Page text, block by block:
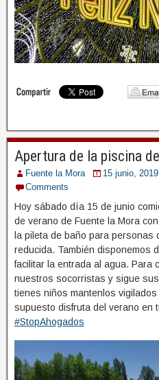
WhatsApp Image
WhatsApp Image
WhatsApp Image
WhatsApp Image
WhatsApp Image
Apertura de la piscina
Fuente la Mora 15 junio, 2019
Comments
Hoy sábado día 15 de junio
de verano de Fuente la Mora
la pileta de baño para personas
reducida. También disponemos
facilitar la entrada al agua. Para
nuestros socorristas y sigue
tienes niños mantenlos
supuesto disfruta del verano en
#StopAhogados